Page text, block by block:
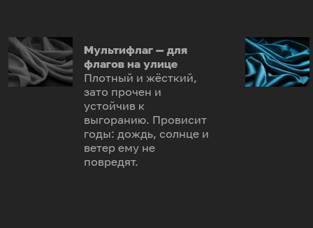
Мультифлаг — для
флагов на улице
Плотный и жёсткий,
зато прочен и
устойчив к
выгоранию. Провисит
годы: дождь, солнце и
ветер ему не
повредят.